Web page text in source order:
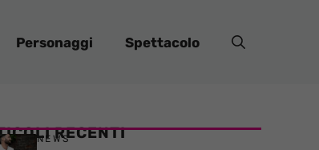
Personaggi Spettacolo
RECENTI
NEWS